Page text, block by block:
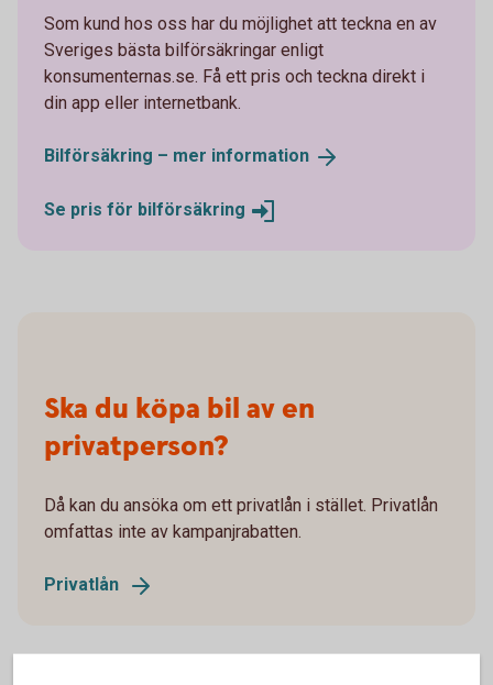
Som kund hos oss har du möjlighet att teckna en av
Sveriges bästa bilförsäkringar enligt
konsumenternas.se. Få ett pris och teckna direkt i
din app eller internetbank.
Bilförsäkring – mer information
Se pris för bilförsäkring
Ska du köpa bil av en
privatperson?
Då kan du ansöka om ett privatlån i stället. Privatlån
omfattas inte av kampanjrabatten.
Privatlån